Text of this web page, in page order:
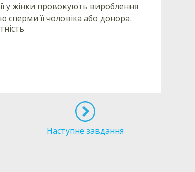
у жінки провокують вироблення
сперми її чоловіка або донора.
Наступне завдання